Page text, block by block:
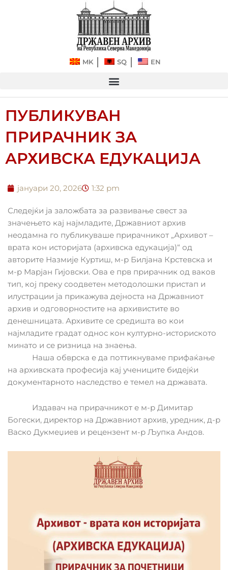
MK SQ EN
ПУБЛИКУВАН
ПРИРАЧНИК ЗА
АРХИВСКА ЕДУКАЦИЈА
јануари 20, 2026 1:32 pm
Следејќи ја заложбата за развивање свест за
значењето кај најмладите, Државниот архив
неодамна го публикуваше прирачникот „Архивот –
врата кон историјата (архивска едукација)“ од
авторите Назмије Куртиш, м-р Билјана Крстевска и
м-р Марјан Гијовски. Ова е прв прирачник од ваков
тип, кој преку соодветен методолошки пристап и
илустрации ја прикажува дејноста на Државниот
архив и одговорностите на архивистите во
денешницата. Архивите се средишта во кои
најмладите градат однос кон културно-историското
минато и се ризница на знаења.
Наша обврска е да поттикнуваме прифаќање
на архивската професија кај учениците бидејќи
документарното наследство е темел на државата.
Издавач на прирачникот е м-р Димитар
Богески, директор на Државниот архив, уредник, д-р
Васко Дукмеџиев и рецензент м-р Љупка Андов.